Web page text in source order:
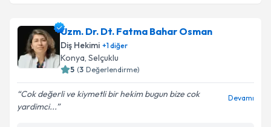
Dt. Fatma Nur Kuyucu Çelikiçin randevu takvimi
talebi oluşturun. Size bu uzmandan randevu almanız
için bir takvim hazırlandığında e-posta ile
bilgilendireceğiz.
E-posta Adresiniz
Uzm. Dr. Dt. Fatma Bahar Osman
Diş Hekimi +1diğer
Konya, Selçuklu
5 (3 Değerlendirme)
Cok değerli ve kiymetli bir hekim bugun bize cok
yardimci...
Devamı